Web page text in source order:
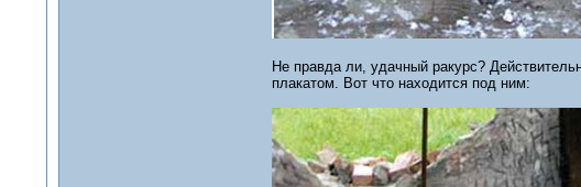
Не правда ли, удачный ракурс?
плакатом. Вот что находится под ним: